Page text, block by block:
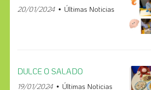
20/01/2024 Últimas Noticias
DULCE O SALADO
19/01/2024 Últimas Noticias